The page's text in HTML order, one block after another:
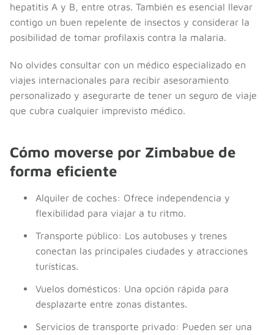
hepatitis A y B, entre otras. También es esencial llevar
contigo un buen repelente de insectos y considerar la
posibilidad de tomar profilaxis contra la malaria.
No olvides consultar con un médico especializado en
viajes internacionales para recibir asesoramiento
personalizado y asegurarte de tener un seguro de viaje
que cubra cualquier imprevisto médico.
Cómo moverse por Zimbabue de
forma eficiente
Alquiler de coches: Ofrece independencia y
flexibilidad para viajar a tu ritmo.
Transporte público: Los autobuses y trenes
conectan las principales ciudades y atracciones
turísticas.
Vuelos domésticos: Una opción rápida para
desplazarte entre zonas distantes.
Servicios de transporte privado: Pueden ser una